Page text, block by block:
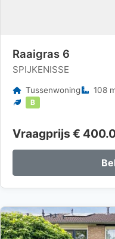
Raaigras 6
SPIJKENISSE
Tussenwoning 108
B
Vraagprijs €